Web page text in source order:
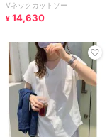
Vネックカットソー
¥ 14,630